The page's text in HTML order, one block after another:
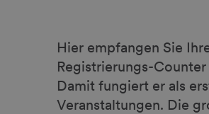
Hier empfangen Sie
Registrierungs-
Damit fungiert er als
Veranstaltungen. Die